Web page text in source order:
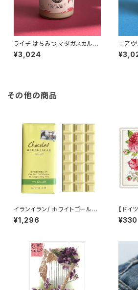
ライチ はちみつ マダガスカル
産/マナカラ 210G カンパニー・
デュ・ミエル COMPAGNIE DU
¥3,024
ニアウ
産
ル
その他の商品
イランイラン/ ホワイトゴールド
チョコレート 45% ショコラマダ
ガスカル Chocolat Madagas
¥1,296
【ドイ
ド ラ
ポス
¥330